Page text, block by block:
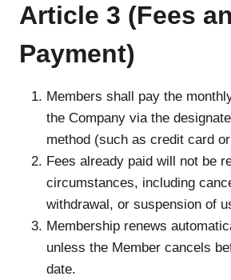
Article 3 (Fees
Payment)
Members shall pay the
the Company via the
method (such as credit card
Fees already paid will not be
circumstances, including
withdrawal, or suspension of
Membership renews
unless the Member cancels
date.